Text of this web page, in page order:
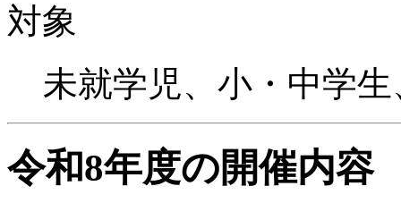
対象
未就学児、小・中学
令和8年度の開催内容